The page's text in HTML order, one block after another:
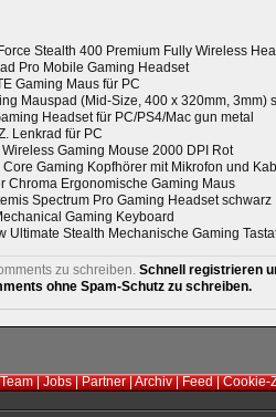
Stealth 400 Premium Fully Wireless
Pro Mobile Gaming Headset
Gaming Maus für PC
Mauspad (Mid-Size, 400 x 320mm, 3mm)
Headset für PC/PS4/Mac gun metal
Lenkrad für PC
Gaming Mouse 2000 DPI Rot
Gaming Kopfhörer mit Mikrofon und
Chroma Ergonomische Gaming Maus
Spectrum Pro Gaming Headset schwarz
Gaming Keyboard
Ultimate Stealth Mechanische Gaming
zu schreiben. Schnell registrieren
ohne Spam-Schutz zu schreiben.
Team|Jobs|Partner|Archiv|Feed|Cookie-